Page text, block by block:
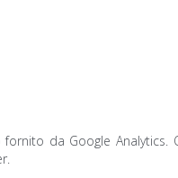
da Google Analytics.